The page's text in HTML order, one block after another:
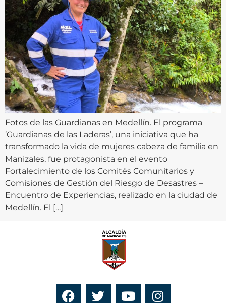
Fotos de las Guardianas en Medellín. El programa
‘Guardianas de las Laderas’, una iniciativa que ha
transformado la vida de mujeres cabeza de familia en
Manizales, fue protagonista en el evento
Fortalecimiento de los Comités Comunitarios y
Comisiones de Gestión del Riesgo de Desastres –
Encuentro de Experiencias, realizado en la ciudad de
Medellín. El […]